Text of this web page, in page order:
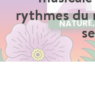
rythmes du